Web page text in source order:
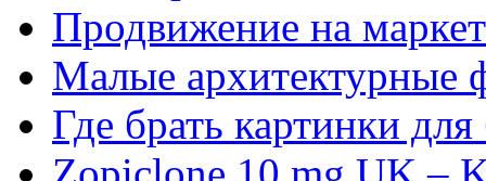
Продвижение на
Малые архитектурные
Где брать картинки